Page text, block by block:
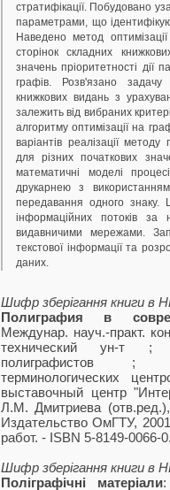
стратифікації. Побудовано
параметрами, що
Наведено метод
сторінок складних
значень пріоритетності дії
графів. Розв'язано задачу
книжкових видань з
залежить від вибраних
алгоритму оптимізації на
варіантів реалізації
для різних початкових
математичні моделі
друкарнею з використанням
передавання одного знаку.
інформаційних потоків за
видавничими мережами.
текстової інформації та
даних.
Шифр зберігання книги в
Полиграфия в
Междунар. науч.-практ.
технический ун-т ;
полиграфистов ;
терминологических
выставочный центр
Л.М. Дмитриева
Издательство ОмГТУ,
работ. - ISBN 5-8149-0066-
Шифр зберігання книги в
Поліграфічні матеріали